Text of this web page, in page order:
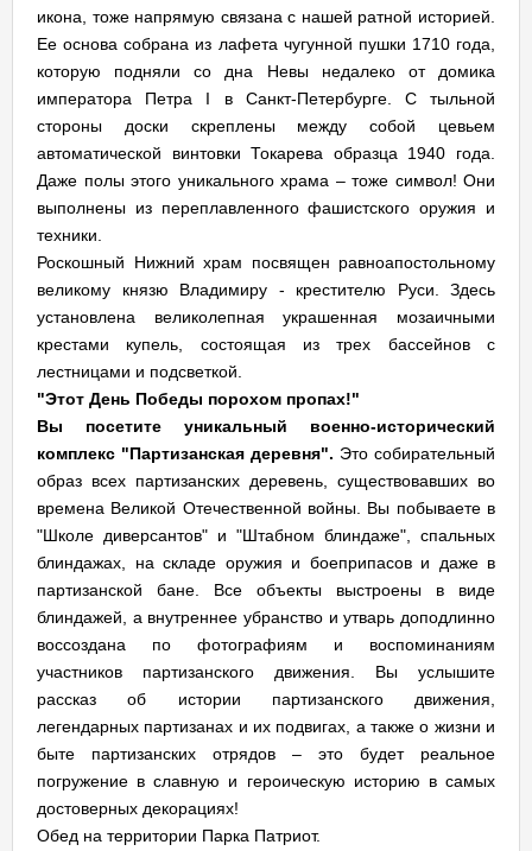
икона, тоже напрямую связана с нашей ратной историей.
Ее основа собрана из лафета чугунной пушки 1710 года,
которую подняли со дна Невы недалеко от домика
императора Петра I в Санкт-Петербурге. С тыльной
стороны доски скреплены между собой цевьем
автоматической винтовки Токарева образца 1940 года.
Даже полы этого уникального храма – тоже символ! Они
выполнены из переплавленного фашистского оружия и
техники.
Роскошный Нижний храм посвящен равноапостольному
великому князю Владимиру - крестителю Руси. Здесь
установлена великолепная украшенная мозаичными
крестами купель, состоящая из трех бассейнов с
лестницами и подсветкой.
"Этот День Победы порохом пропах!"
Вы посетите уникальный военно-исторический
комплекс "Партизанская деревня". Это собирательный
образ всех партизанских деревень, существовавших во
времена Великой Отечественной войны. Вы побываете в
"Школе диверсантов" и "Штабном блиндаже", спальных
блиндажах, на складе оружия и боеприпасов и даже в
партизанской бане. Все объекты выстроены в виде
блиндажей, а внутреннее убранство и утварь доподлинно
воссоздана по фотографиям и воспоминаниям
участников партизанского движения. Вы услышите
рассказ об истории партизанского движения,
легендарных партизанах и их подвигах, а также о жизни и
быте партизанских отрядов – это будет реальное
погружение в славную и героическую историю в самых
достоверных декорациях!
Обед на территории Парка Патриот.